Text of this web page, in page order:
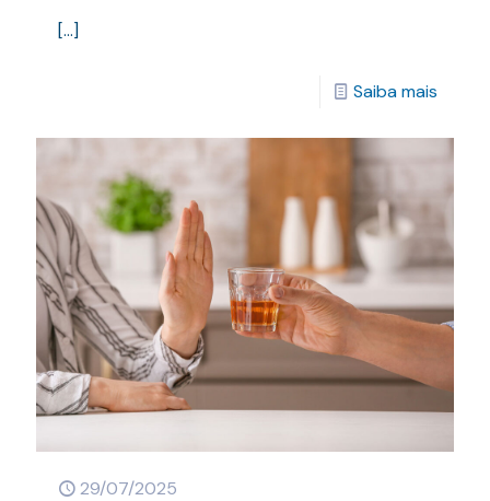
[…]
Saiba mais
29/07/2025